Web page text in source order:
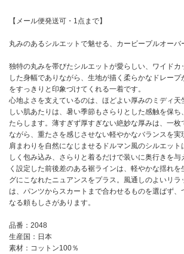
【メール便発送可・1点まで】
丸みのあるシルエットで魅せる、カービープルオーバ
独特の丸みを帯びたシルエットが愛らしい、ワイドカ
した身幅でありながら、生地が描く柔らかなドレー
をすっきりと印象づけてくれる一着です。
心地よさを支えているのは、ほどよい厚みのミディ天
しい肌あたりは、暑い季節もさらりとした感触を保ち
たらします。薄すぎず厚すぎない絶妙な厚みは、一枚
ながら、重たさを感じさせない軽やかなバランスを実
肩まわりを自然になじませるドルマン風のシルエッ
しく包み込み、さらりと着るだけで装いに奥行きを
く設定した前後差のある裾ラインは、軽やかな揺れを
グにこなれたニュアンスをプラス。風通しのよいリ
は、パンツからスカートまで合わせるものを選ばず、
なる頼もしさがあります。
品番：2048
生産国：日本
素材：コットン100％